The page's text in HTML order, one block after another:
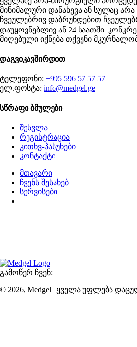
მინიმალური დანახევა ან სულაც არა
ჩვეულებრივ დაბრუნდებით
დაუყოვნებლივ ან 24 საათში.
მიღებული იქნება თქვენი
დაგვიკავშირდით
ტელეფონი: +995 596 57 57 57
ელ.ფოსტა: info@medgel.ge
სწრაფი ბმულები
შესვლა
რეგისტრაცია
კითხვ-პასუხები
კონტაქტი
მთავარი
ჩვენს შესახებ
სერვისები
გამოწერ ჩვენ:
© 2026, Medgel | ყველა უფლება